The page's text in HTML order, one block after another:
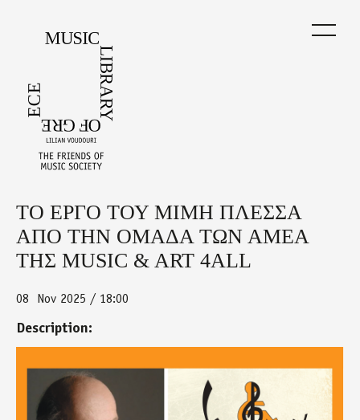
Back
to
top
ΤΟ ΕΡΓΟ ΤΟΥ ΜΙΜΗ ΠΛΕΣΣΑ
ΑΠΟ ΤΗΝ ΟΜΑΔΑ ΤΩΝ ΑΜΕΑ
ΤΗΣ MUSIC & ART 4ALL
08 Nov 2025 / 18:00
Description:
afisa-
synaylia-